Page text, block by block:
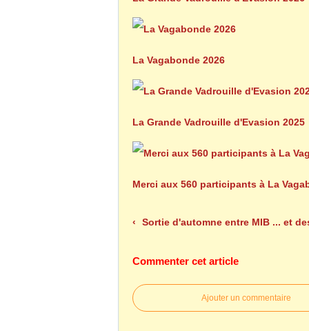
La Vagabonde 2026
La Grande Vadrouille d'Evasion 2025
Merci aux 560 participants à La
Sortie d'automne entre MIB ... et des chasseurs
Commenter cet article
Ajouter un commentaire